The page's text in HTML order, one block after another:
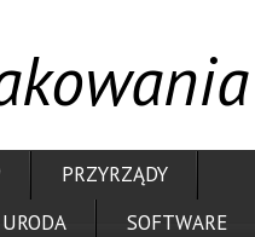
PRZYRZĄDY
URODA
SOFTWARE